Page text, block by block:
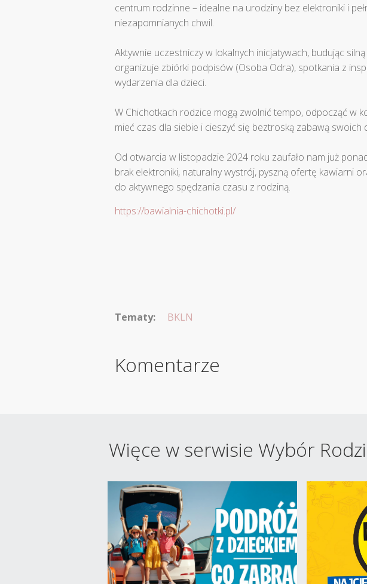
centrum rodzinne – idealne na urodziny bez elektroniki i
niezapomnianych chwil.
Aktywnie uczestniczy w lokalnych inicjatywach, budując
organizuje zbiórki podpisów (Osoba Odra), spotkania z
wydarzenia dla dzieci.
W Chichotkach rodzice mogą zwolnić tempo, odpocząć w
mieć czas dla siebie i cieszyć się beztroską zabawą swoich
Od otwarcia w listopadzie 2024 roku zaufało nam już
brak elektroniki, naturalny wystrój, pyszną ofertę kawiarni
do aktywnego spędzania czasu z rodziną.
https://bawialnia-chichotki.pl/
Tematy: BKLN
Komentarze
Więce w serwisie Wybór